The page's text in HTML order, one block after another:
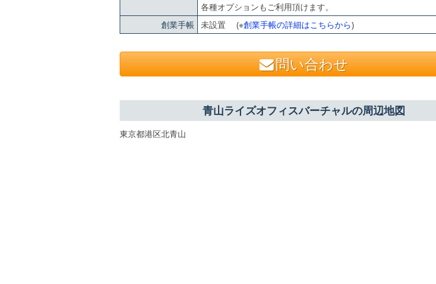
各種オプションもご利用頂けます。
創業手帳 未設置 (※創業手帳の詳細はこちらから)
問い合わせ
青山ライズオフィスバーチャルの周辺地図
東京都港区北青山